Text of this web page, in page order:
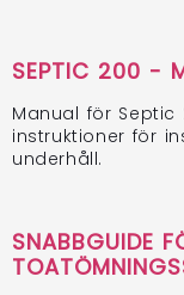
SEPTIC 200 -
Manual för
instruktioner för
underhåll.
SNABBGUIDE